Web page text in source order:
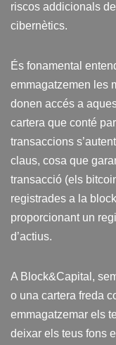
riscos addicionals
cibernètics.
És fonamental
emmagatzemen les
donen accés a
cartera que conté
transaccions
claus, cosa que
transacció (els
registrades a la
proporcionant un
d’actius.
A Block&Capital,
o una cartera freda
emmagatzemar els
deixar els teus fons